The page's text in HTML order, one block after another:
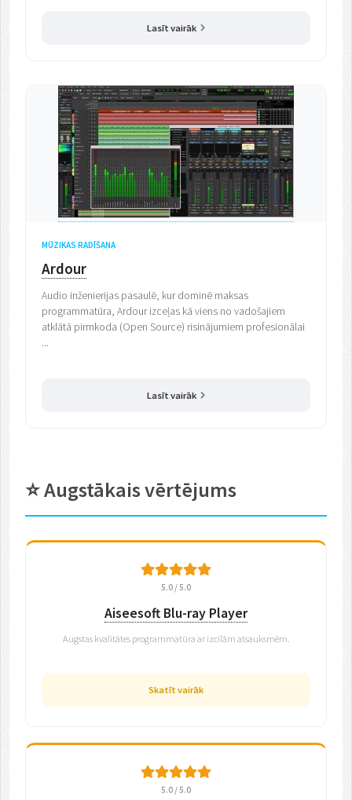
Lasīt vairāk
MŪZIKAS RADĪŠANA
Ardour
Audio inženierijas pasaulē, kur dominē maksas
programmatūra, Ardour izceļas kā viens no vadošajiem
atklātā pirmkoda (Open Source) risinājumiem profesionālai
...
Lasīt vairāk
⭐ Augstākais vērtējums
5.0 / 5.0
Aiseesoft Blu-ray Player
Augstas kvalitātes programmatūra ar izcilām atsauksmēm.
Skatīt vairāk
5.0 / 5.0